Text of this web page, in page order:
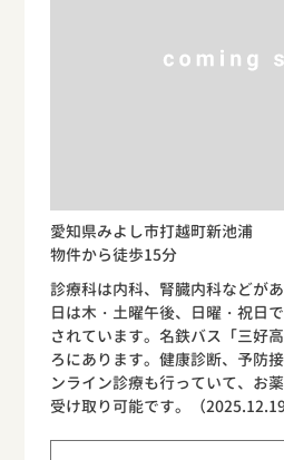
愛知県みよし市打越町新池浦
物件から徒歩15分
診療科は内科、腎臓内科などが
日は木・土曜午後、日曜・祝日
されています。名鉄バス「三好
ろにあります。健康診断、予防
ンライン診療も行っていて、お
受け取り可能です。（2025.12.19